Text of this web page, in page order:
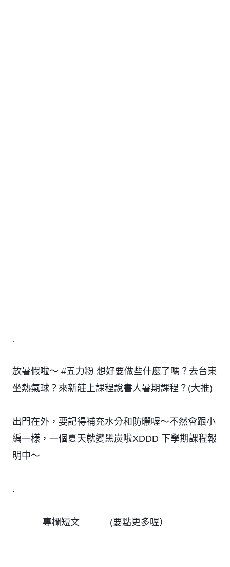
.
放暑假啦～ #五力粉 想好要做些什麼了嗎？去台東
坐熱氣球？來新莊上課程說書人暑期課程？(大推)
出門在外，要記得補充水分和防曬喔～不然會跟小
編一樣，一個夏天就變黑炭啦XDDD 下學期課程報
明中～
.
專欄短文 🖋(要點更多喔）